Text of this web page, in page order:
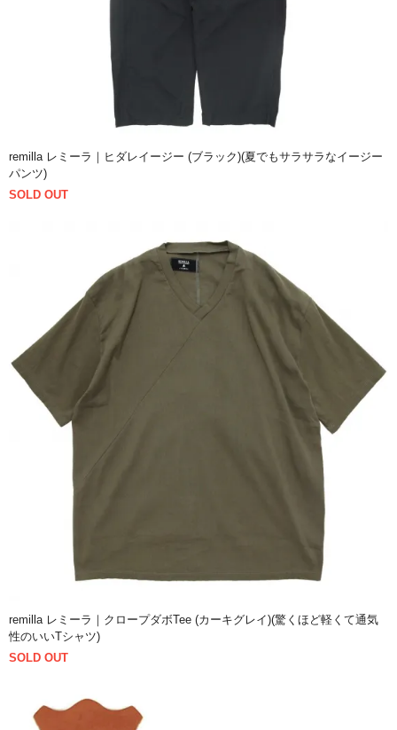
remilla レミーラ｜ヒダレイージー (ブラック)(夏でもサラサラなイージー
パンツ)
SOLD OUT
remilla レミーラ｜クロープダボTee (カーキグレイ)(驚くほど軽くて通気
性のいいTシャツ)
SOLD OUT